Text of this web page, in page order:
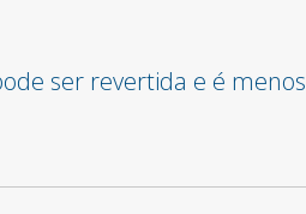
ser revertida e é menos